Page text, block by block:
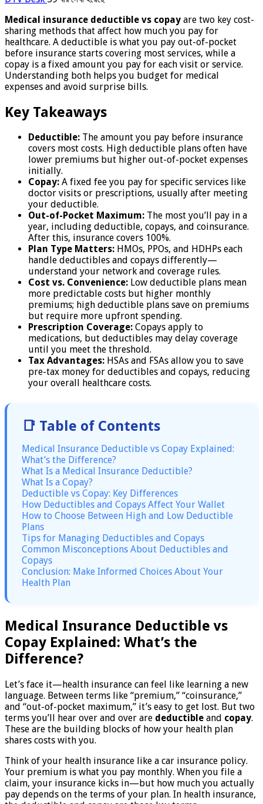
Medical insurance deductible vs copay are two key cost-
sharing methods that affect how much you pay for
healthcare. A deductible is what you pay out-of-pocket
before insurance starts covering most services, while a
copay is a fixed amount you pay for each visit or service.
Understanding both helps you budget for medical
expenses and avoid surprise bills.
Key Takeaways
Deductible: The amount you pay before insurance
covers most costs. High deductible plans often have
lower premiums but higher out-of-pocket expenses
initially.
Copay: A fixed fee you pay for specific services like
doctor visits or prescriptions, usually after meeting
your deductible.
Out-of-Pocket Maximum: The most you’ll pay in a
year, including deductible, copays, and coinsurance.
After this, insurance covers 100%.
Plan Type Matters: HMOs, PPOs, and HDHPs each
handle deductibles and copays differently—
understand your network and coverage rules.
Cost vs. Convenience: Low deductible plans mean
more predictable costs but higher monthly
premiums; high deductible plans save on premiums
but require more upfront spending.
Prescription Coverage: Copays apply to
medications, but deductibles may delay coverage
until you meet the threshold.
Tax Advantages: HSAs and FSAs allow you to save
pre-tax money for deductibles and copays, reducing
your overall healthcare costs.
📑 Table of Contents
Medical Insurance Deductible vs Copay Explained:
What’s the Difference?
What Is a Medical Insurance Deductible?
What Is a Copay?
Deductible vs Copay: Key Differences
How Deductibles and Copays Affect Your Wallet
How to Choose Between High and Low Deductible
Plans
Tips for Managing Deductibles and Copays
Common Misconceptions About Deductibles and
Copays
Conclusion: Make Informed Choices About Your
Health Plan
Medical Insurance Deductible vs
Copay Explained: What’s the
Difference?
Let’s face it—health insurance can feel like learning a new
language. Between terms like “premium,” “coinsurance,”
and “out-of-pocket maximum,” it’s easy to get lost. But two
terms you’ll hear over and over are deductible and copay.
These are the building blocks of how your health plan
shares costs with you.
Think of your health insurance like a car insurance policy.
Your premium is what you pay monthly. When you file a
claim, your insurance kicks in—but how much you actually
pay depends on the terms of your plan. In health insurance,